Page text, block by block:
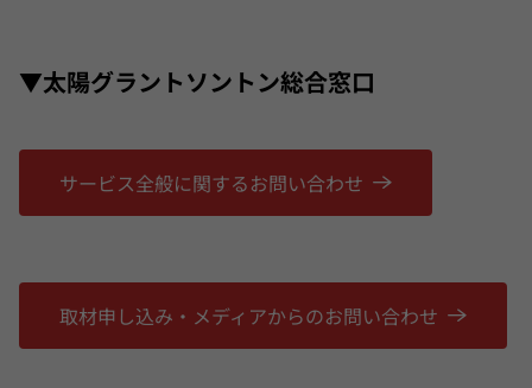
▼太陽グラントソントン総合窓口
サービス全般に関するお問い合わせ
取材申し込み・メディアからのお問い合わせ